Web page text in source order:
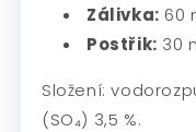
Zálivka: 60
Postřik: 30
Složení:
(SO₄) 3,5 %.